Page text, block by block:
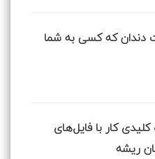
دندان که کسی به شما
کار با فایل‌های
ریشه